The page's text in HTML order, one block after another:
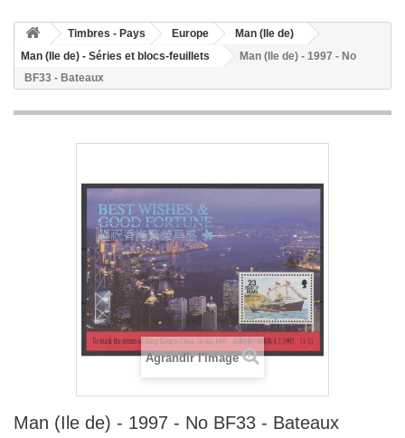
Timbres - Pays Europe
Man (Ile de)
Man (Ile de) - Séries et blocs-feuillets
Man (Ile de) - 1997 - No
BF33 - Bateaux
Agrandir l'image
Man (Ile de) - 1997 - No BF33 - Bateaux